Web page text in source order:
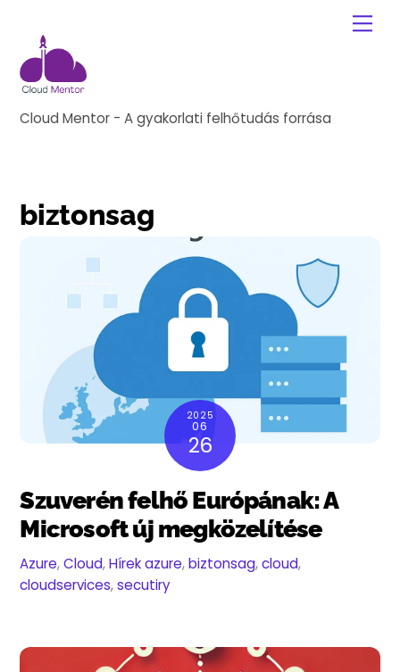
content
Cloud Mentor - A gyakorlati felhőtudás forrása
biztonsag
2025
06
26
Szuverén felhő Európának: A
Microsoft új megközelítése
Azure,Cloud,Hírek azure,biztonsag,cloud,
cloudservices,secutiry